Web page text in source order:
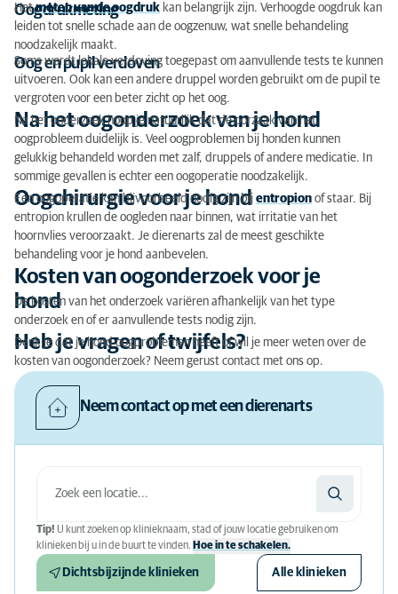
Oogdrukmeting
Hetmeten van de oogdruk kan belangrijk zijn. Verhoogde oogdruk kan
leiden tot snelle schade aan de oogzenuw, wat snelle behandeling
noodzakelijk maakt.
Oog en pupil verdoven
Soms wordt lokale verdoving toegepast om aanvullende tests te kunnen
uitvoeren. Ook kan een andere druppel worden gebruikt om de pupil te
vergroten voor een beter zicht op het oog.
Na het oogonderzoek van je hond
Na het onderzoek hoop je natuurlijk dat de oorzaak van het
oogprobleem duidelijk is. Veel oogproblemen bij honden kunnen
gelukkig behandeld worden met zalf, druppels of andere medicatie. In
sommige gevallen is echter een oogoperatie noodzakelijk.
Oogchirurgie voor je hond
Een oogoperatie kan bijvoorbeeld nodig zijn bij entropion of staar. Bij
entropion krullen de oogleden naar binnen, wat irritatie van het
hoornvlies veroorzaakt. Je dierenarts zal de meest geschikte
behandeling voor je hond aanbevelen.
Kosten van oogonderzoek voor je
hond
De kosten van het onderzoek variëren afhankelijk van het type
onderzoek en of er aanvullende tests nodig zijn.
Heb je vragen of twijfels?
Denk je dat je hond oogproblemen heeft of wil je meer weten over de
kosten van oogonderzoek? Neem gerust contact met ons op.
Neem contact op met een dierenarts
Tip! U kunt zoeken op klinieknaam, stad of jouw locatie gebruiken om
klinieken bij u in de buurt te vinden. Hoe in te schakelen.
Dichtsbijzijnde klinieken Alle klinieken